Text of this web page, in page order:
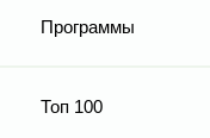
Программы
Топ 100